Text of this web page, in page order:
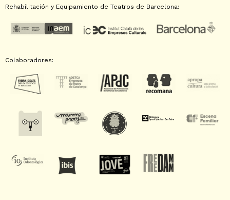
Rehabilitación y Equipamiento de Teatros de Barcelona:
Colaboradores: